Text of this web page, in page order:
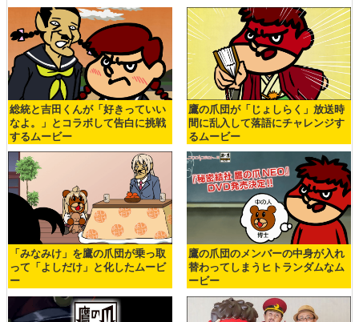
総統と吉田くんが「好きっていい
なよ。」とコラボして告白に挑戦
するムービー
鷹の爪団が「じょしらく」放送時
間に乱入して落語にチャレンジす
るムービー
「みなみけ」を鷹の爪団が乗っ取
って「よしだけ」と化したムービ
ー
鷹の爪団のメンバーの中身が入れ
替わってしまうヒトランダムなム
ービー